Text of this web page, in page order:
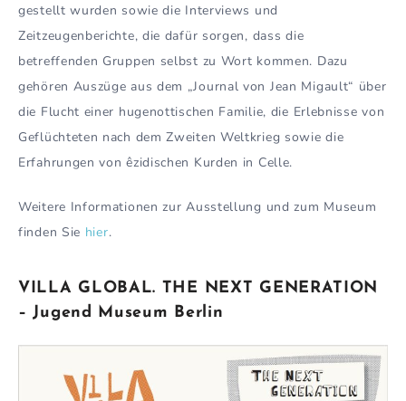
gestellt wurden sowie die Interviews und
Zeitzeugenberichte, die dafür sorgen, dass die
betreffenden Gruppen selbst zu Wort kommen. Dazu
gehören Auszüge aus dem „Journal von Jean Migault“ über
die Flucht einer hugenottischen Familie, die Erlebnisse von
Geflüchteten nach dem Zweiten Weltkrieg sowie die
Erfahrungen von êzidischen Kurden in Celle.
Weitere Informationen zur Ausstellung und zum Museum
finden Sie hier.
VILLA GLOBAL. THE NEXT GENERATION
– Jugend Museum Berlin